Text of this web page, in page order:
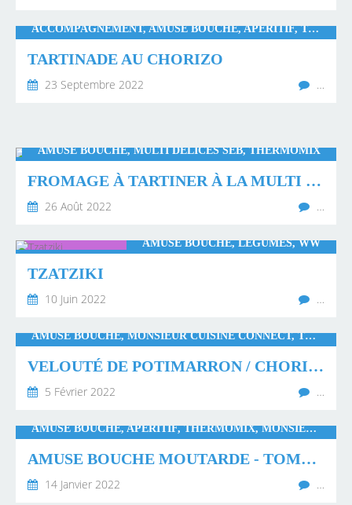
ACCOMPAGNEMENT, AMUSE BOUCHE, APÉRITIF, THERMOMIX
TARTINADE AU CHORIZO
23 Septembre 2022 …
AMUSE BOUCHE, MULTI DÉLICES SEB, THERMOMIX
FROMAGE À TARTINER À LA MULTI DÉLICES SEB
26 Août 2022 …
AMUSE BOUCHE, LÉGUMES, WW
TZATZIKI
10 Juin 2022 …
AMUSE BOUCHE, MONSIEUR CUISINE CONNECT, THERMOMIX
VELOUTÉ DE POTIMARRON / CHORIZO
5 Février 2022 …
AMUSE BOUCHE, APÉRITIF, THERMOMIX, MONSIEUR CUISINE CONNECT, GUY DEMARLE
AMUSE BOUCHE MOUTARDE - TOMATE
14 Janvier 2022 …